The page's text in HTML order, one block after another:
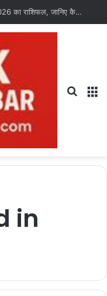
17 July 2026 ka rashifal: 17 जुलाई 2026 का राशिफल, जानिए कैसा रहेगा आपका दिन?
in